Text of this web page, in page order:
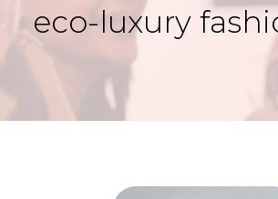
Search
eco-luxury